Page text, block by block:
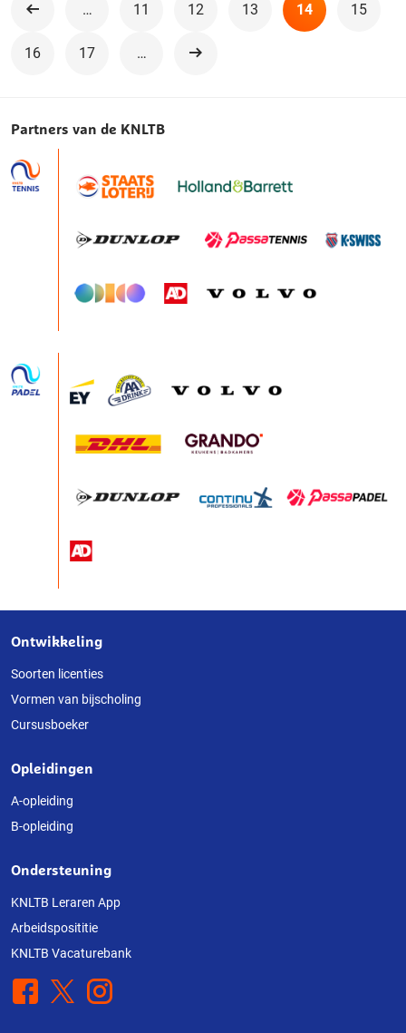
… 11 12 13 14 15
16 17 …
Volgende
Partners van de KNLTB
Over
deze
website
Ontwikkeling
Soorten licenties
Vormen van bijscholing
Cursusboeker
Opleidingen
A-opleiding
B-opleiding
Ondersteuning
KNLTB Leraren App
Arbeidsposititie
KNLTB Vacaturebank
Facebook
X Instagram